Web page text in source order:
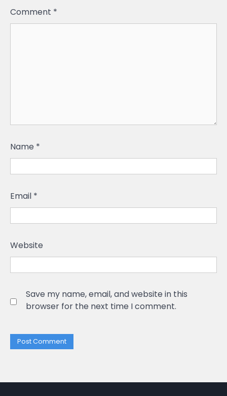
Comment *
Name *
Email *
Website
Save my name, email, and website in this
browser for the next time I comment.